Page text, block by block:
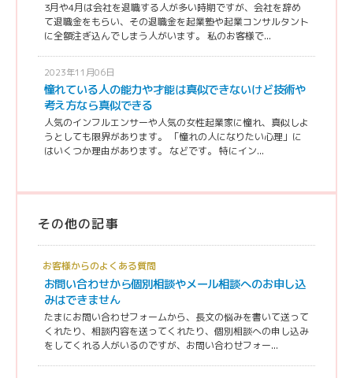
3月や4月は会社を退職する人が多い時期ですが、会社を辞め
て退職金をもらい、その退職金を起業塾や起業コンサルタント
に全額注ぎ込んでしまう人がいます。 私のお客様で...
2023年11月06日
憧れている人の能力や才能は真似できないけど技術や
考え方なら真似できる
人気のインフルエンサーや人気の女性起業家に憧れ、真似しよ
うとしても限界があります。 「憧れの人になりたい心理」に
はいくつか理由があります。 などです。 特にイン...
その他の記事
お客様からのよくある質問
お問い合わせから個別相談やメール相談へのお申し込
みはできません
たまにお問い合わせフォームから、長文の悩みを書いて送って
くれたり、相談内容を送ってくれたり、個別相談への申し込み
をしてくれる人がいるのですが、お問い合わせフォー...